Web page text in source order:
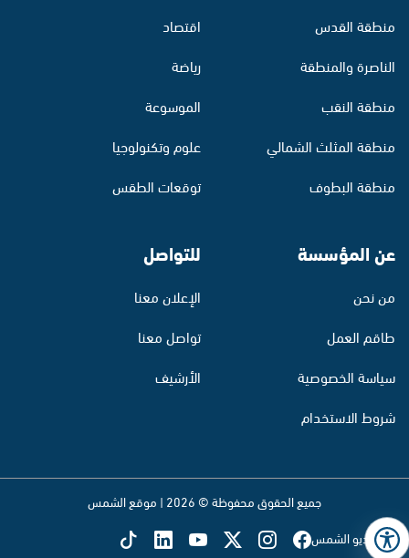
منطقة القدس
الناصرة والمنطقة
منطقة النقب
منطقة المثلث الشمالي
منطقة البطوف
اقتصاد
رياضة
الموسوعة
علوم وتكنولوجيا
توقعات الطقس
عن المؤسسة
من نحن
طاقم العمل
سياسة الخصوصية
شروط الاستخدام
للتواصل
الإعلان معنا
تواصل معنا
الأرشيف
جميع الحقوق محفوظة © 2026 | موقع الشمس
تابع راديو الشمس